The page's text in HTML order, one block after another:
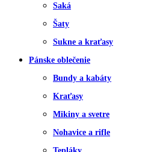
Saká
Šaty
Sukne a kraťasy
Pánske oblečenie
Bundy a kabáty
Kraťasy
Mikiny a svetre
Nohavice a rifle